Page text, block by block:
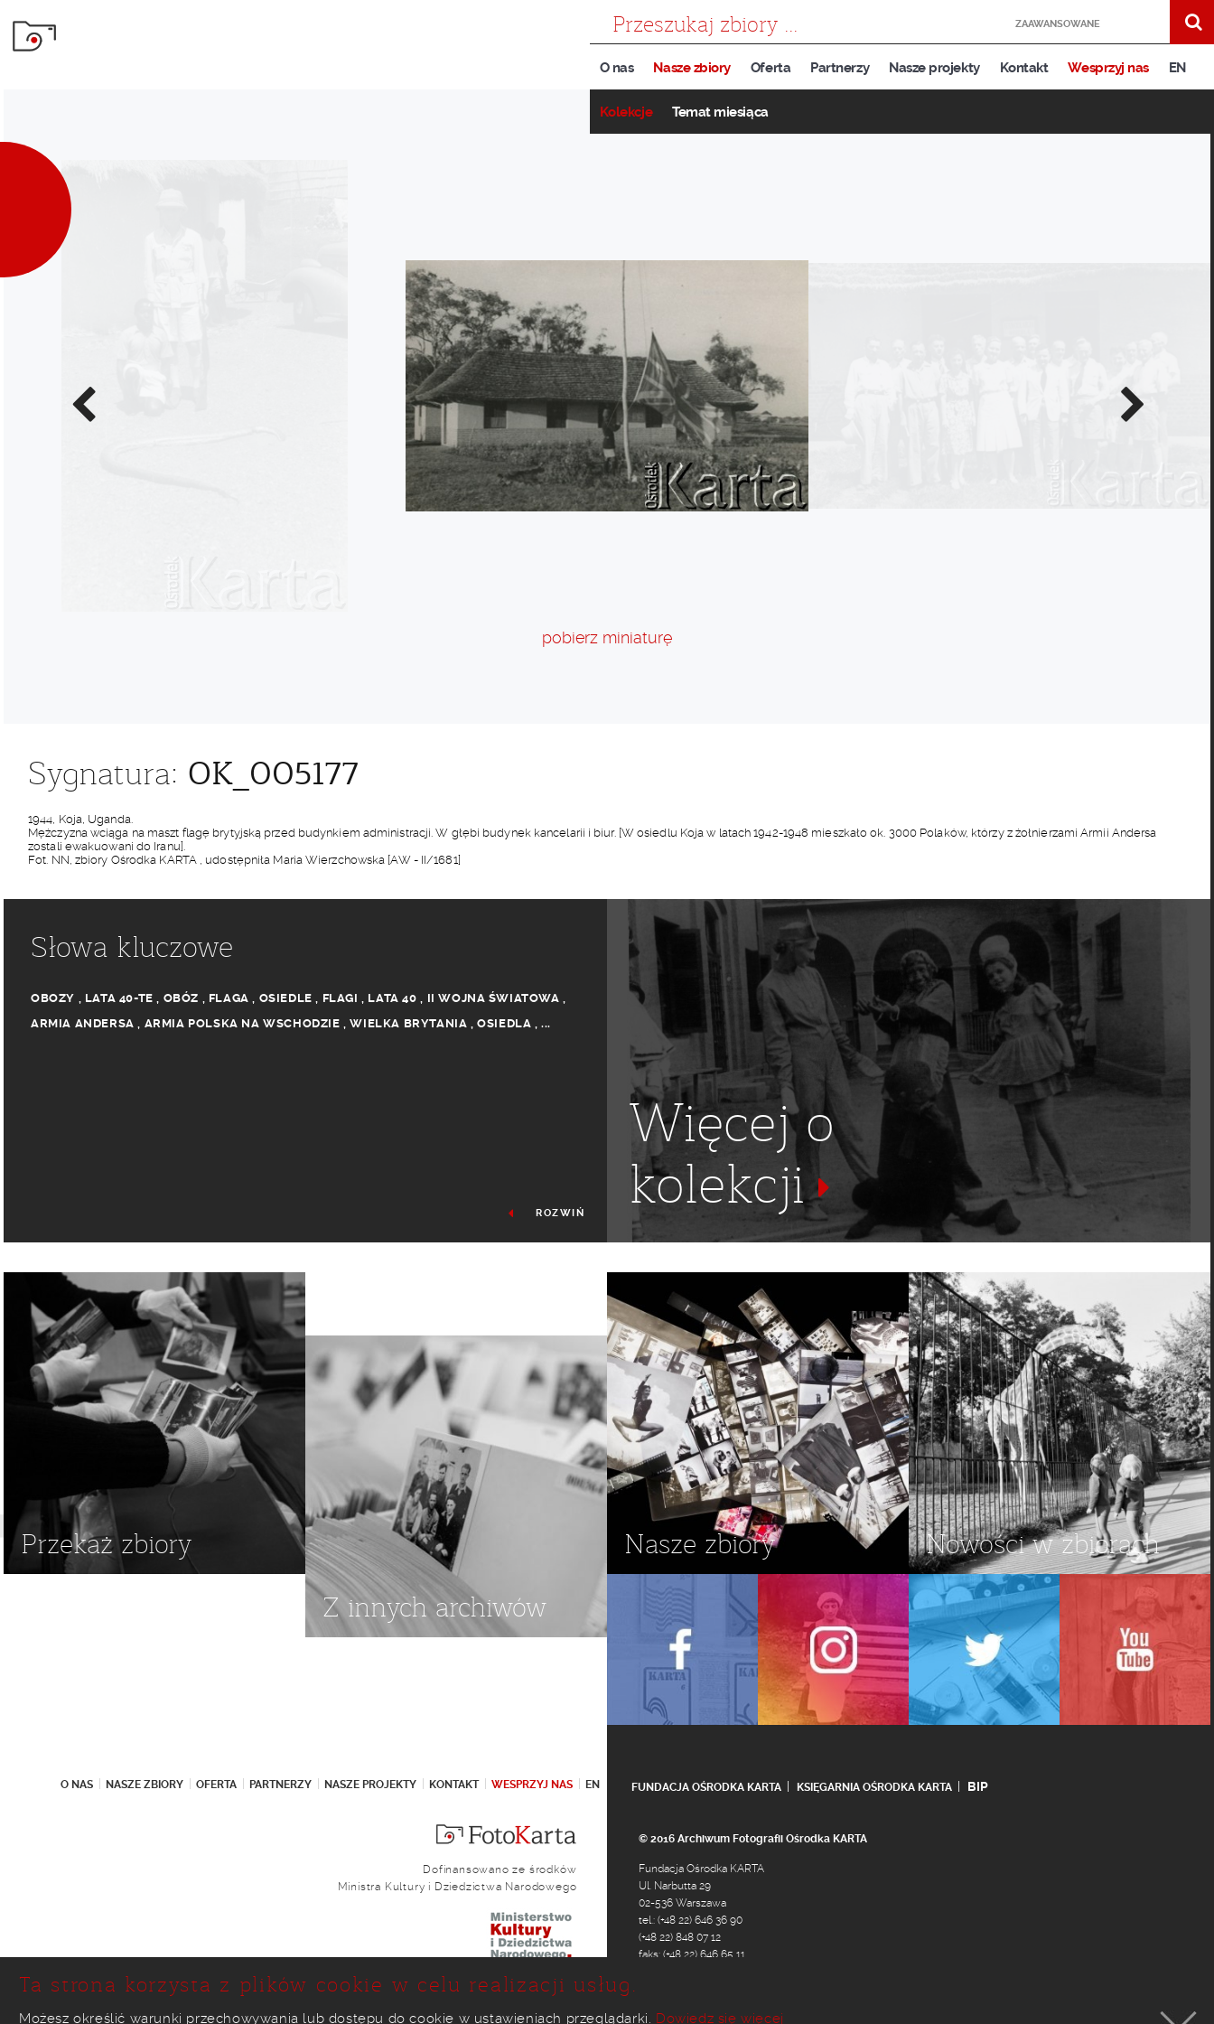
ZAAWANSOWANE
O nas Nasze zbiory
Kolekcje Temat miesiąca
Oferta Partnerzy Nasze projekty Kontakt Wesprzyj nas EN
Poprzednie
zdjęcie
Następne
zdjęcie
pobierz miniaturę
Sygnatura: OK_005177
1944, Koja, Uganda.
Mężczyzna wciąga na maszt flagę brytyjską przed budynkiem administracji. W głębi budynek kancelarii i biur. [W osiedlu Koja w latach 1942-1948 mieszkało ok. 3000 Polaków, którzy z żołnierzami Armii Andersa
zostali ewakuowani do Iranu].
Fot. NN, zbiory Ośrodka KARTA , udostępniła Maria Wierzchowska [AW - II/1681]
Słowa kluczowe
OBOZY , LATA 40-TE , OBÓZ , FLAGA , OSIEDLE , FLAGI , LATA 40 , II WOJNA ŚWIATOWA ,
ARMIA ANDERSA , ARMIA POLSKA NA WSCHODZIE ,WIELKA BRYTANIA ,OSIEDLA ,...
EWAKUACJA, UCHODŹCY,AFRYKA ,UCHODŹCA
ROZWIŃ
Więcej o
kolekcji
Przekaż zbiory
Z innych archiwów
Nasze zbiory Nowości w zbiorach
O NAS NASZE ZBIORY OFERTA PARTNERZY NASZE PROJEKTY KONTAKT WESPRZYJ NAS EN FUNDACJA OŚRODKA KARTA KSIĘGARNIA OŚRODKA KARTA BIP
Dofinansowano ze środków
Ministra Kultury i Dziedzictwa Narodowego
© 2016 Archiwum Fotografii Ośrodka KARTA
Fundacja Ośrodka KARTA
Ul. Narbutta 29
02-536 Warszawa
tel.: (+48 22) 646 36 90
(+48 22) 848 07 12
faks: (+48 22) 646 65 11
Ta strona korzysta z plików cookie w celu realizacji usług.
Możesz określić warunki przechowywania lub dostępu do cookie w ustawieniach przeglądarki. Dowiedz się więcej